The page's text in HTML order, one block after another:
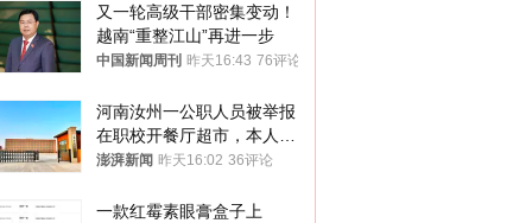
又一轮高级干部密集变动！
越南“重整江山”再进一步
中国新闻周刊 昨天16:43 76评论
河南汝州一公职人员被举报
在职校开餐厅超市，本人回
应称“是给别人帮忙”
澎湃新闻 昨天16:02 36评论
一款红霉素眼膏盒子上